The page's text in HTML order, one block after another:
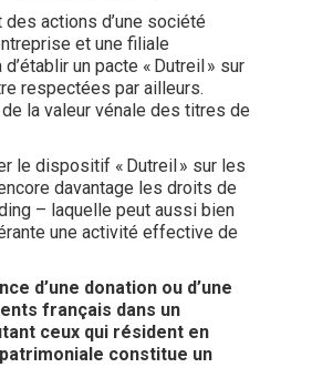
actions d’une société
et une filiale
un pacte « Dutreil » sur
respectées par ailleurs.
la valeur vénale des titres de
le dispositif « Dutreil » sur les
davantage les droits de
– laquelle peut aussi bien
une activité effective de
d’une donation ou d’une
français dans un
ceux qui résident en
constitue un